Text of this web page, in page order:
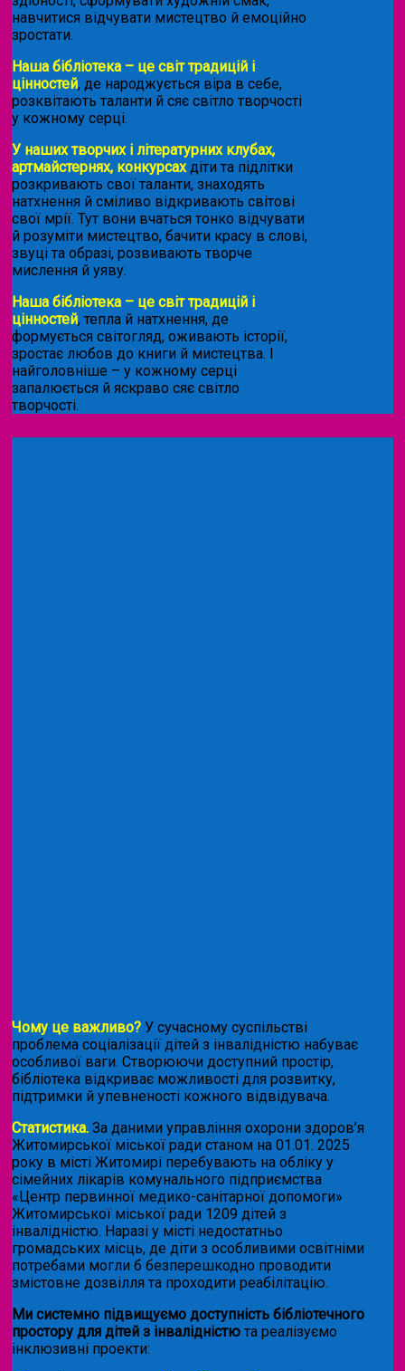
навчитися відчувати мистецтво й емоційно
зростати.
Наша бібліотека – це світ традицій і
цінностей, де народжується віра в себе,
розквітають таланти й сяє світло творчості
у кожному серці.
У наших творчих і літературних клубах,
артмайстернях, конкурсахдіти та підлітки
розкривають свої таланти, знаходять
натхнення й сміливо відкривають світові
свої мрії. Тут вони вчаться тонко відчувати
й розуміти мистецтво, бачити красу в слові,
звуці та образі, розвивають творче
мислення й уяву.
Наша бібліотека – це світ традицій і
цінностей, тепла й натхнення, де
формується світогляд, оживають історії,
зростає любов до книги й мистецтва. І
найголовніше – у кожному серці
запалюється й яскраво сяє світло
творчості.
Чому це важливо? У сучасному суспільстві
проблема соціалізації дітей з інвалідністю набуває
особливої ваги. Створюючи доступний простір,
бібліотека відкриває можливості для розвитку,
підтримки й упевненості кожного відвідувача.
Статистика. За даними управління охорони здоров’я
Житомирської міської ради станом на 01.01. 2025
року в місті Житомирі перебувають на обліку у
сімейних лікарів комунального підприємства
«Центр первинної медико-санітарної допомоги»
Житомирської міської ради 1209 дітей з
інвалідністю. Наразі у місті недостатньо
громадських місць, де діти з особливими освітніми
потребами могли б безперешкодно проводити
змістовне дозвілля та проходити реабілітацію.
Ми системно підвищуємо доступність бібліотечного
простору для дітей з інвалідністю та реалізуємо
інклюзивні проекти: